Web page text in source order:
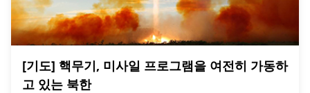
[기도] 핵무기, 미사일 프로그램을 여전히 가동하
고 있는 북한